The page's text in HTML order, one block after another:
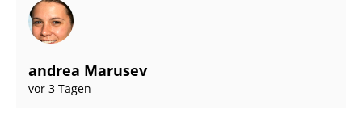
andrea Marusev
vor 3 Tagen